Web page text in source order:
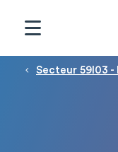
Fil d'Ariane
Secteur 59I03
Panneau de